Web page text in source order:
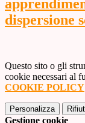
dispersione
Questo sito o gli
cookie necessari al
COOKIE POLICY
Personalizza
Gestione cookie